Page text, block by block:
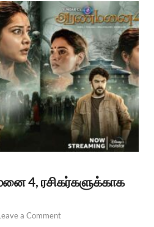
4, ரசிகர்களுக்காக
a Comment